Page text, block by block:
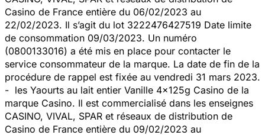
Casino de France entière du 06/02/2023 au
22/02/2023. Il s’agit du lot 3222476427519 Date limite
de consommation 09/03/2023. Un numéro
(0800133016) a été mis en place pour contacter le
service consommateur de la marque. La date de fin de la
procédure de rappel est fixée au vendredi 31 mars 2023.
- les Yaourts au lait entier Vanille 4x125g Casino de la
marque Casino. Il est commercialisé dans les enseignes
CASINO, VIVAL, SPAR et réseaux de distribution de
Casino de France entière du 09/02/2023 au